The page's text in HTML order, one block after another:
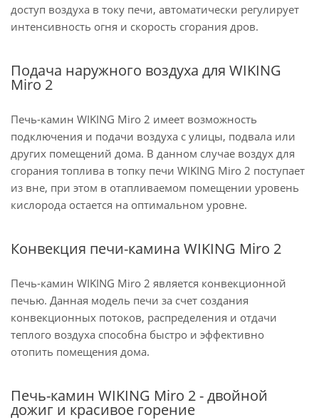
доступ воздуха в току печи, автоматически регулирует
интенсивность огня и скорость сгорания дров.
Подача наружного воздуха для WIKING
Miro 2
Печь-камин WIKING Miro 2 имеет возможность
подключения и подачи воздуха с улицы, подвала или
других помещений дома. В данном случае воздух для
сгорания топлива в топку печи WIKING Miro 2 поступает
из вне, при этом в отапливаемом помещении уровень
кислорода остается на оптимальном уровне.
Конвекция печи-камина WIKING Miro 2
Печь-камин WIKING Miro 2 является конвекционной
печью. Данная модель печи за счет создания
конвекционных потоков, распределения и отдачи
теплого воздуха способна быстро и эффективно
отопить помещения дома.
Печь-камин WIKING Miro 2 - двойной
дожиг и красивое горение